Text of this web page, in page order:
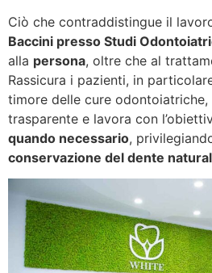
Ciò che contraddistingue il
Baccini presso Studi
alla persona, oltre che al
Rassicura i pazienti, in
timore delle cure
trasparente e lavora con
quando necessario,
conservazione del dente